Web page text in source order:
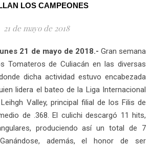
LOS CAMPEONES
21 de mayo de 2018
21 de mayo de 2018.- Gran semana
Tomateros de Culiacán en las diversas
dicha actividad estuvo encabezada
lidera el bateo de la Liga Internacional
Valley, principal filial de los Filis de
de .368. El culichi descargó 11 hits,
produciendo así un total de 7
además, el honor de ser